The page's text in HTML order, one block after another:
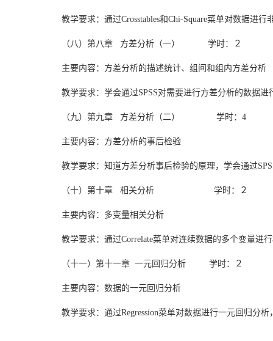
教学要求：通过Crosstables和Chi-Square菜单对数据进行
（八）第八章 方差分析（一） 学时：２
主要内容：方差分析的描述统计、组间和组内方差分析
教学要求：学会通过SPSS对需要进行方差分析的数据
（九）第九章 方差分析（二） 学时：4
主要内容：方差分析的事后检验
教学要求：知道方差分析事后检验的原理，学会通过
（十）第十章 相关分析 学时：２
主要内容：多变量相关分析
教学要求：通过Correlate菜单对连续数据的多个变量进
（十一）第十一章 一元回归分析 学时：２
主要内容：数据的一元回归分析
教学要求：通过Regression菜单对数据进行一元回归分